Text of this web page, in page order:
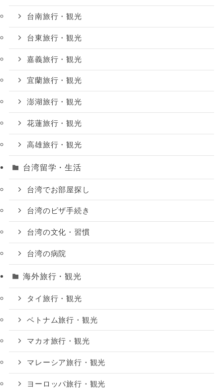
台南旅行・観光
台東旅行・観光
嘉義旅行・観光
宜蘭旅行・観光
澎湖旅行・観光
花蓮旅行・観光
高雄旅行・観光
台湾留学・生活
台湾でお部屋探し
台湾のビザ手続き
台湾の文化・習慣
台湾の病院
海外旅行・観光
タイ旅行・観光
ベトナム旅行・観光
マカオ旅行・観光
マレーシア旅行・観光
ヨーロッパ旅行・観光